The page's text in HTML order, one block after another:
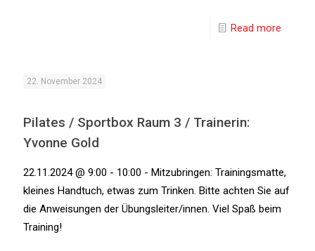
Read more
22. November 2024
Pilates / Sportbox Raum 3 / Trainerin:
Yvonne Gold
22.11.2024 @ 9:00 - 10:00 - Mitzubringen: Trainingsmatte,
kleines Handtuch, etwas zum Trinken. Bitte achten Sie auf
die Anweisungen der Übungsleiter/innen. Viel Spaß beim
Training!